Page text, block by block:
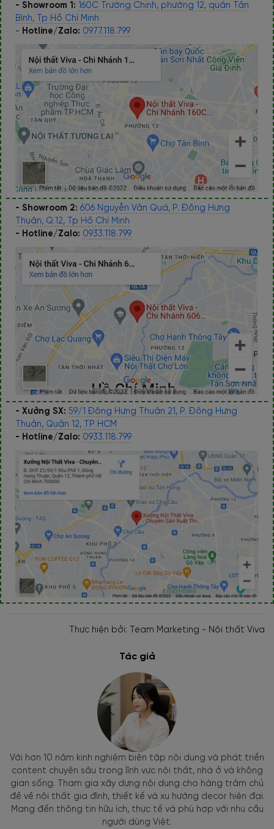
- Showroom 1: 160C Trường Chinh, phường 12, quận Tân
Bình, Tp Hồ Chí Minh
- Hotline/Zalo: 0977.118.799
- Showroom 2: 606 Nguyễn Văn Quá, P. Đông Hưng
Thuận, Q.12, Tp Hồ Chí Minh
- Hotline/Zalo: 0933.118.799
- Xưởng SX: 59/1 Đông Hưng Thuận 21, P. Đông Hưng
Thuận, Quận 12, TP HCM
- Hotline/Zalo: 0933.118.799
Thực hiện bởi: Team Marketing - Nội thất Viva
Tác giả
Với hơn 10 năm kinh nghiệm biên tập nội dung và phát triển
content chuyên sâu trong lĩnh vực nội thất, nhà ở và không
gian sống. Tham gia xây dựng nội dung cho hàng trăm chủ
đề về nội thất gia đình, thiết kế và xu hướng decor hiện đại.
Mang đến thông tin hữu ích, thực tế và phù hợp với nhu cầu
người dùng Việt.